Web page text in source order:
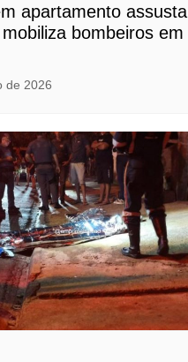
apartamento assusta
bombeiros em
de 2026